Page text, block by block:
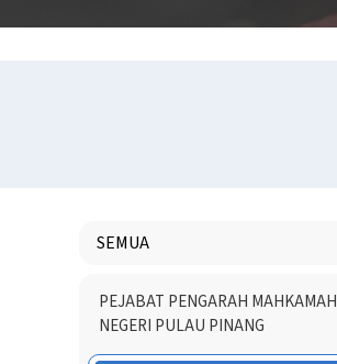
SEMUA
Menu
Directory
PEJABAT PENGARAH MAHKAMAH
NEGERI PULAU PINANG